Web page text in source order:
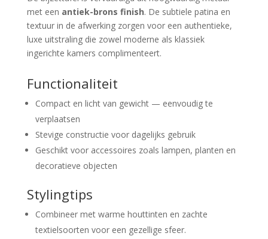
met een antiek-brons finish. De subtiele patina en
textuur in de afwerking zorgen voor een authentieke,
luxe uitstraling die zowel moderne als klassiek
ingerichte kamers complimenteert.
Functionaliteit
Compact en licht van gewicht — eenvoudig te
verplaatsen
Stevige constructie voor dagelijks gebruik
Geschikt voor accessoires zoals lampen, planten en
decoratieve objecten
Stylingtips
Combineer met warme houttinten en zachte
textielsoorten voor een gezellige sfeer.